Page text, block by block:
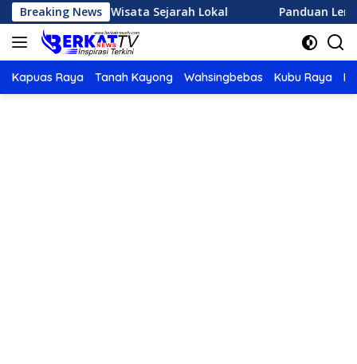
Langsung
ke
konten
Breaking News
Destinasi Wisata Sejarah Lokal Panduan Lengkap
Kapuas Raya Tanah Kayong Wahsingbebas Kubu Raya